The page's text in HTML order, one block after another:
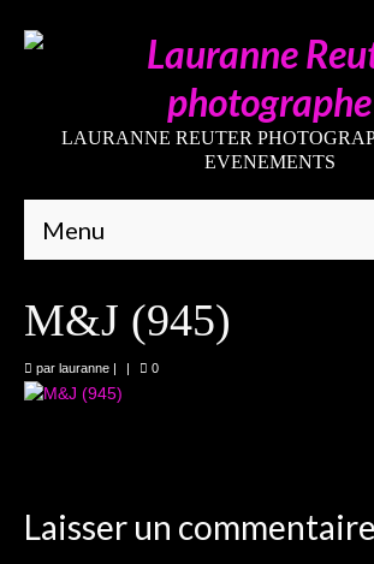
LAURANNE REUTER
EVENEMENTS
Menu
Mariages
The smash cake: 1 an / 2
M&J (945)
par lauranne | | 0
Laisser un commentaire